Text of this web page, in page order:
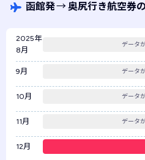
函館発→奥尻行き航空券
2025年
8月
データ
9月 データ
10月 データ
11月 データ
12月